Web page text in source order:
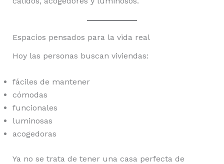
Espacios pensados para la vida real
Hoy las personas buscan viviendas:
fáciles de mantener
cómodas
funcionales
luminosas
acogedoras
Ya no se trata de tener una casa perfecta de